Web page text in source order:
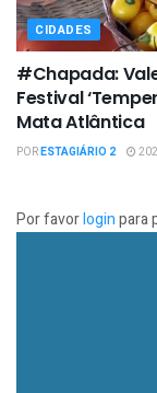
CIDADES
#Chapada:
Festival
Mata Atlântica
PORESTAGIÁRIO 2
Por favorloginpara